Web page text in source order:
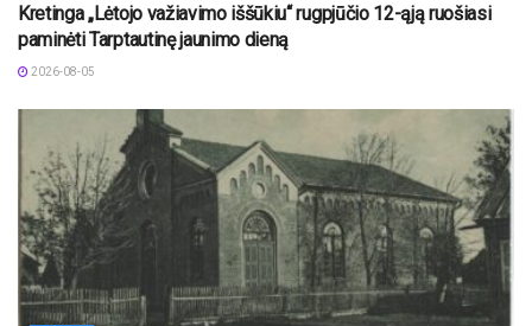
Kretinga „Lėtojo važiavimo iššūkiu“ rugpjūčio 12-ąją ruošiasi
paminėti Tarptautinę jaunimo dieną
2026-08-05